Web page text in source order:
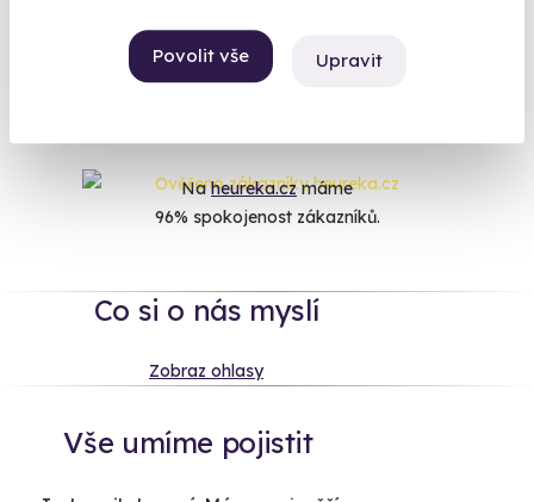
Povolit vše Upravit
Zobrazit zážitky na mapě
Darujte letos neobyčejný dárek. Darujte zážitek.
Naheureka.czmáme
96% spokojenost zákazníků.
Co si o nás myslí
Zobraz ohlasy
Vše umíme pojistit